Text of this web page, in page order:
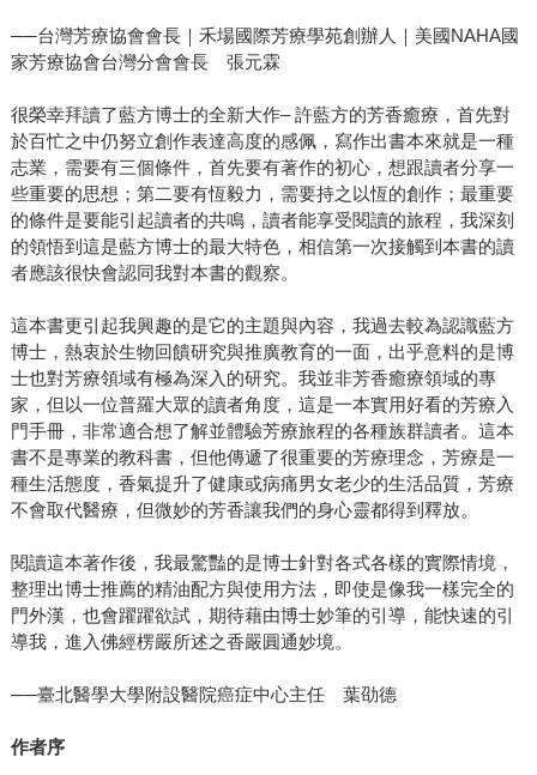
──台灣芳療協會會長｜禾場國際芳療學苑創辦人｜美國NAHA國
家芳療協會台灣分會會長 張元霖
很榮幸拜讀了藍方博士的全新大作– 許藍方的芳香癒療，首先對
於百忙之中仍努立創作表達高度的感佩，寫作出書本來就是一種
志業，需要有三個條件，首先要有著作的初心，想跟讀者分享一
些重要的思想；第二要有恆毅力，需要持之以恆的創作；最重要
的條件是要能引起讀者的共鳴，讀者能享受閱讀的旅程，我深刻
的領悟到這是藍方博士的最大特色，相信第一次接觸到本書的讀
者應該很快會認同我對本書的觀察。
這本書更引起我興趣的是它的主題與內容，我過去較為認識藍方
博士，熱衷於生物回饋研究與推廣教育的一面，出乎意料的是博
士也對芳療領域有極為深入的研究。我並非芳香癒療領域的專
家，但以一位普羅大眾的讀者角度，這是一本實用好看的芳療入
門手冊，非常適合想了解並體驗芳療旅程的各種族群讀者。這本
書不是專業的教科書，但他傳遞了很重要的芳療理念，芳療是一
種生活態度，香氣提升了健康或病痛男女老少的生活品質，芳療
不會取代醫療，但微妙的芳香讓我們的身心靈都得到釋放。
閱讀這本著作後，我最驚豔的是博士針對各式各樣的實際情境，
整理出博士推薦的精油配方與使用方法，即使是像我一樣完全的
門外漢，也會躍躍欲試，期待藉由博士妙筆的引導，能快速的引
導我，進入佛經楞嚴所述之香嚴圓通妙境。
──臺北醫學大學附設醫院癌症中心主任 葉劭德
作者序